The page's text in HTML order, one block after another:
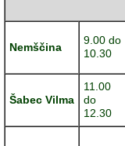
Nemščina
9.00 do
10.30
Šabec Vilma
11.00
do
12.30